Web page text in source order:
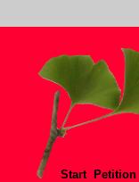
Start Petition